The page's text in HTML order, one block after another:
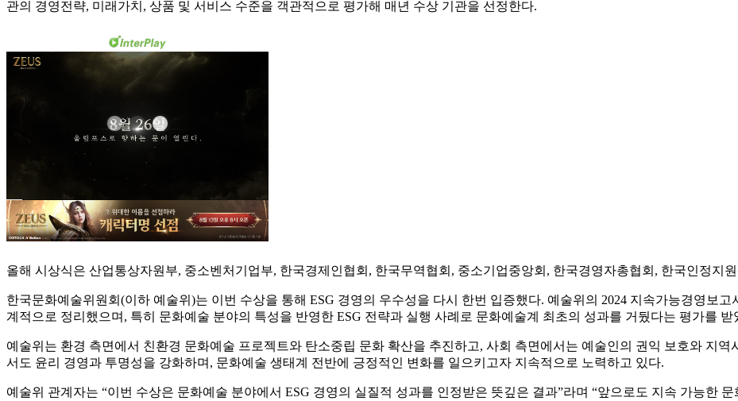
관의 경영전략, 미래가치, 상품 및 서비스 수준을 객관적으로 평가해 매년 수상 기관을 선정한다.
올해 시상식은 산업통상자원부, 중소벤처기업부, 한국경제인협회, 한국무역협회, 중소기업중앙회, 한국경영자총협회, 한국인정지
한국문화예술위원회(이하 예술위)는 이번 수상을 통해 ESG 경영의 우수성을 다시 한번 입증했다. 예술위의 2024 지속가능경영보고
계적으로 정리했으며, 특히 문화예술 분야의 특성을 반영한 ESG 전략과 실행 사례로 문화예술계 최초의 성과를 거뒀다는 평가를 받
예술위는 환경 측면에서 친환경 문화예술 프로젝트와 탄소중립 문화 확산을 추진하고, 사회 측면에서는 예술인의 권익 보호와 지
서도 윤리 경영과 투명성을 강화하며, 문화예술 생태계 전반에 긍정적인 변화를 일으키고자 지속적으로 노력하고 있다.
예술위 관계자는 “이번 수상은 문화예술 분야에서 ESG 경영의 실질적 성과를 인정받은 뜻깊은 결과”라며 “앞으로도 지속 가능한